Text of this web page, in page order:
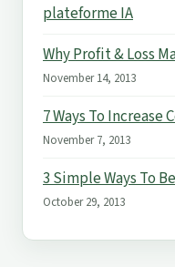
plateforme IA
Why Profit & Loss
November 14, 2013
7 Ways To Increase
November 7, 2013
3 Simple Ways To
October 29, 2013